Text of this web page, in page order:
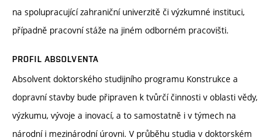
na spolupracující zahraniční univerzitě či výzkumné instituci,
případně pracovní stáže na jiném odborném pracovišti.
PROFIL ABSOLVENTA
Absolvent doktorského studijního programu Konstrukce a
dopravní stavby bude připraven k tvůrčí činnosti v oblasti vědy,
výzkumu, vývoje a inovací, a to samostatně i v týmech na
národní i mezinárodní úrovni. V průběhu studia v doktorském